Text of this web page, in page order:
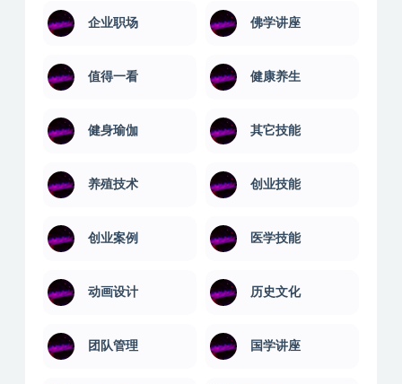
企业职场 佛学讲座
值得一看 健康养生
健身瑜伽 其它技能
养殖技术 创业技能
创业案例 医学技能
动画设计 历史文化
团队管理 国学讲座